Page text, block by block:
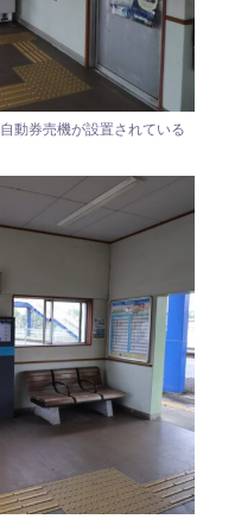
動券売機が設置されている